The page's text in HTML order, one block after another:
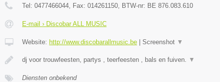
Tel: 0477466044 , Fax: 014261150 , BTW-nr: BE 876.083.610
E-mail › Discobar ALL MUSIC
Website: http://www.discobarallmusic.be | Screenshot ▼
dj voor trouwfeesten, partys , teerfeesten , bals en fuiven. ▼
Diensten onbekend